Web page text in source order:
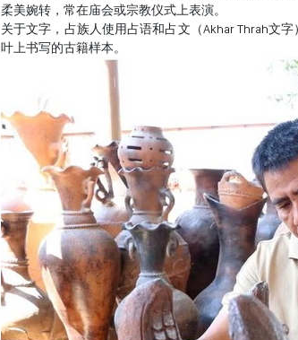
柔美婉转，常在庙会或宗教仪式上表演。
关于文字，占族人使用占语和占文（Akhar Thrah文
叶上书写的古籍样本。